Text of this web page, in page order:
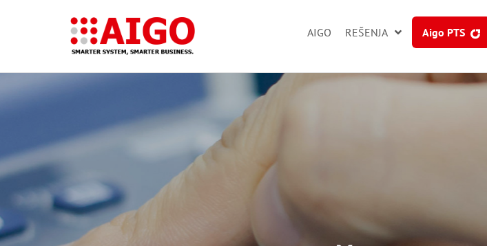
AIGO RЕŠENJA Aigo PTS